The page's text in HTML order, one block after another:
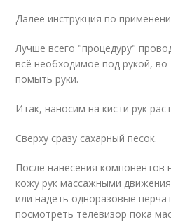
Далее инструкция по
Лучше всего "процедуру"
всё необходимое под рукой,
помыть руки.
Итак, наносим на кисти рук
Сверху сразу сахарный песок.
После нанесения компонентов
кожу рук массажными
или надеть одноразовые
посмотреть телевизор пока